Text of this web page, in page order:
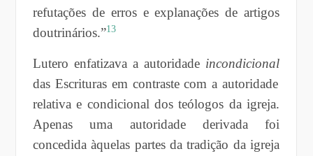
refutações de erros e explanações de artigos
doutrinários.”13
Lutero enfatizava a autoridade incondicional
das Escrituras em contraste com a autoridade
relativa e condicional dos teólogos da igreja.
Apenas uma autoridade derivada foi
concedida àquelas partes da tradição da igreja